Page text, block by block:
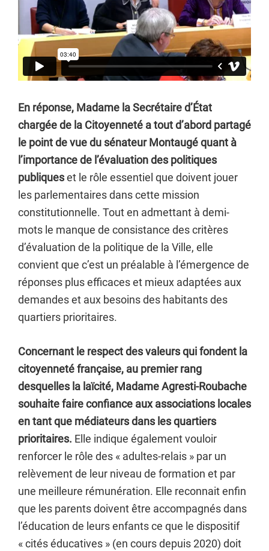
En réponse, Madame la Secrétaire d’État
chargée de la Citoyenneté a tout d’abord partagé
le point de vue du sénateur Montaugé quant à
l’importance de l’évaluation des politiques
publiqueset le rôle essentiel que doivent jouer
les parlementaires dans cette mission
constitutionnelle. Tout en admettant à demi-
mots le manque de consistance des critères
d’évaluation de la politique de la Ville, elle
convient que c’est un préalable à l’émergence de
réponses plus efficaces et mieux adaptées aux
demandes et aux besoins des habitants des
quartiers prioritaires.
Concernant le respect des valeurs qui fondent la
citoyenneté française, au premier rang
desquelles la laïcité, Madame Agresti-Roubache
souhaite faire confiance aux associations locales
en tant que médiateurs dans les quartiers
prioritaires. Elle indique également vouloir
renforcer le rôle des « adultes-relais » par un
relèvement de leur niveau de formation et par
une meilleure rémunération. Elle reconnait enfin
que les parents doivent être accompagnés dans
l’éducation de leurs enfants ce que le dispositif
« cités éducatives » (en cours depuis 2020) doit